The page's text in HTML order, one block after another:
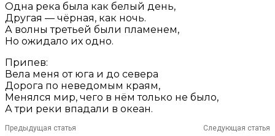
Одна река была как белый день,
Другая — чёрная, как ночь.
А волны третьей были пламенем,
Но ожидало их одно.
Припев:
Вела меня от юга и до севера
Дорога по неведомым краям,
Менялся мир, чего в нём только не было,
А три реки впадали в океан.
Предыдущая статья Следующая статья